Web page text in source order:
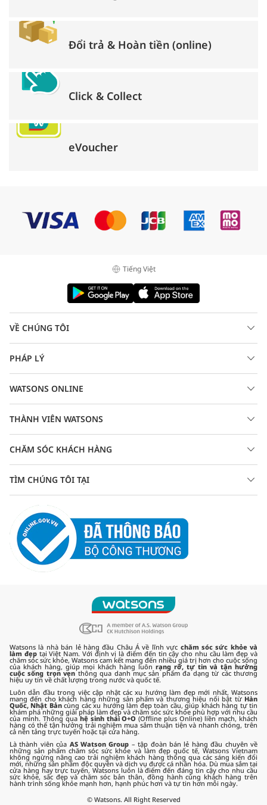
Đổi trả & Hoàn tiền (online)
Click & Collect
eVoucher
Tiếng Việt
VỀ CHÚNG TÔI
PHÁP LÝ
WATSONS ONLINE
THÀNH VIÊN WATSONS
CHĂM SÓC KHÁCH HÀNG
TÌM CHÚNG TÔI TẠI
Watsons là nhà bán lẻ hàng đầu Châu Á về lĩnh vực chăm sóc sức khỏe và
làm đẹptại Việt Nam. Với định vị là điểm đến tin cậy cho nhu cầu làm đẹp và
chăm sóc sức khỏe, Watsons cam kết mang đến nhiều giá trị hơn cho cuộc sống
của khách hàng, giúp mọi khách hàng luôn rạng rỡ, tự tin và tận hưởng
cuộc sống trọn vẹnthông qua danh mục sản phẩm đa dạng từ các thương
hiệu uy tín về chất lượng trong nước và quốc tế.
Luôn dẫn đầu trong việc cập nhật các xu hướng làm đẹp mới nhất, Watsons
mang đến cho khách hàng những sản phẩm và thương hiệu nổi bật từ Hàn
Quốc, Nhật Bảncùng các xu hướng làm đẹp toàn cầu, giúp khách hàng tự tin
khám phá những giải pháp làm đẹp và chăm sóc sức khỏe phù hợp với nhu cầu
của mình. Thông quahệ sinh thái O+O (Offline plus Online) liền mạch, khách
hàng có thể tận hưởng trải nghiệm mua sắm thuận tiện và nhanh chóng, trên
cả nền tảng trực tuyến hoặc tại cửa hàng.
Là thành viên của AS Watson Group – tập đoàn bán lẻ hàng đầu chuyên về
những sản phẩm chăm sóc sức khỏe và làm đẹp quốc tế, Watsons Vietnam
không ngừng nâng cao trải nghiệm khách hàng thông qua các sáng kiến đổi
mới, những sản phẩm độc quyền và dịch vụ được cá nhân hóa. Dù mua sắm tại
cửa hàng hay trực tuyến, Watsons luôn là điểm đến đáng tin cậy cho nhu cầu
sức khỏe, sắc đẹp và chăm sóc bản thân, đồng hành cùng khách hàng trên
hành trình sống khỏe mạnh hơn, hạnh phúc hơn và tự tin hơn mỗi ngày.
© Watsons. All Right Reserved